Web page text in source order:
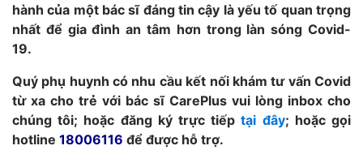
hành của một bác sĩ đáng tin cậy là yếu tố quan trọng
nhất để gia đình an tâm hơn trong làn sóng Covid-
19.
Quý phụ huynh có nhu cầu kết nối khám tư vấn Covid
từ xa cho trẻ với bác sĩ CarePlus vui lòng inbox cho
chúng tôi; hoặc đăng ký trực tiếptại đây; hoặc gọi
hotline 18006116 để được hỗ trợ.